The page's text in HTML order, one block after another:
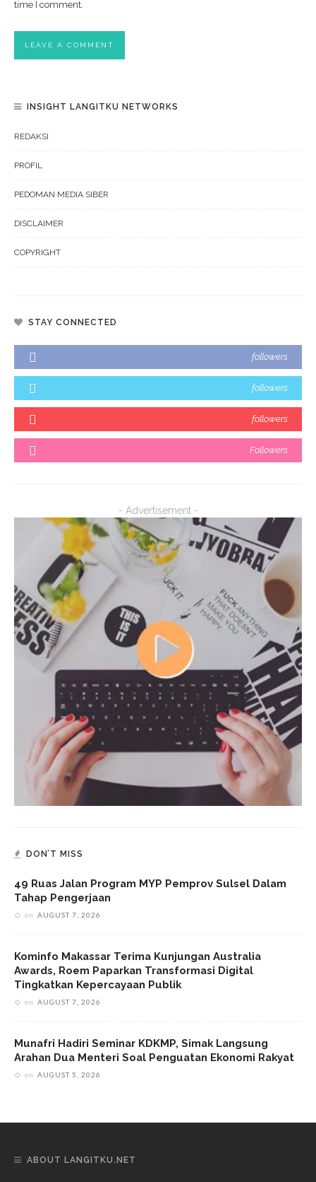
time I comment.
INSIGHT LANGITKU NETWORKS
REDAKSI
PROFIL
PEDOMAN MEDIA SIBER
DISCLAIMER
COPYRIGHT
STAY CONNECTED
followers
followers
followers
Followers
- Advertisement -
DON’T MISS
49 Ruas Jalan Program MYP Pemprov Sulsel Dalam
Tahap Pengerjaan
on AUGUST 7, 2026
Kominfo Makassar Terima Kunjungan Australia
Awards, Roem Paparkan Transformasi Digital
Tingkatkan Kepercayaan Publik
on AUGUST 7, 2026
Munafri Hadiri Seminar KDKMP, Simak Langsung
Arahan Dua Menteri Soal Penguatan Ekonomi Rakyat
on AUGUST 5, 2026
ABOUT LANGITKU.NET